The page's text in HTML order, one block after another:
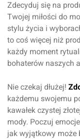
Zdecyduj się na
Twojej miłości do
stylu życia i
to coś więcej niż
każdy moment
bohaterów naszych
Nie czekaj dłużej!
każdemu swojemu
kawałek czystej
mody. Poczuj
jak wyjątkowy może
Imię i nazwisko*
Komentarz*